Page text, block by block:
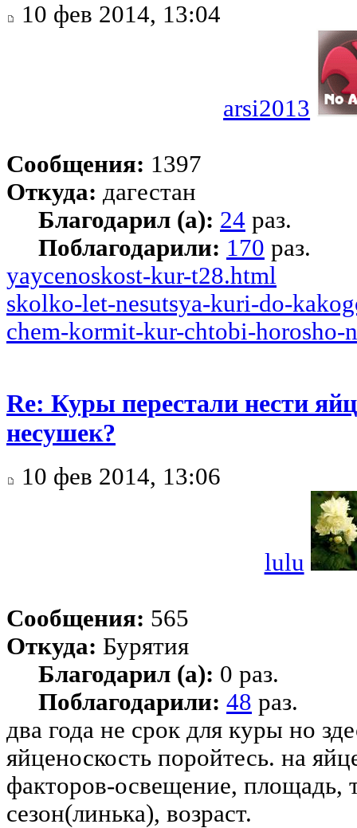
10 фев 2014, 13:04
arsi2013
Сообщения: 1397
Откуда: дагестан
Благодарил (а): 24 раз.
Поблагодарили: 170 раз.
yaycenoskost-kur-t28.html
skolko-let-nesutsya-kuri-do-
chem-kormit-kur-chtobi-horosho-
Re: Куры перестали нести
несушек?
10 фев 2014, 13:06
lulu
Сообщения: 565
Откуда: Бурятия
Благодарил (а): 0 раз.
Поблагодарили: 48 раз.
два года не срок для куры но
яйценоскость поройтесь. на
факторов-освещение, площадь,
сезон(линька), возраст.